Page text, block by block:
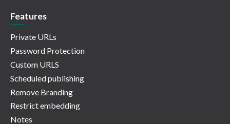
Features
Private URLs
Password Protection
Custom URLS
Scheduled publishing
Remove Branding
Restrict embedding
Notes